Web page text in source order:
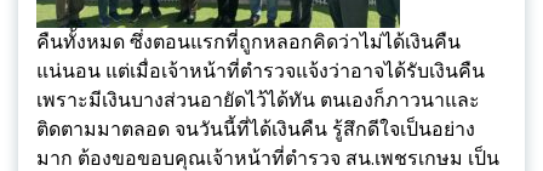
คืนทั้งหมด ซึ่งตอนแรกที่ถูกหลอกคิดว่าไม่ได้เงินคืน
แน่นอน แต่เมื่อเจ้าหน้าที่ตำรวจแจ้งว่าอาจได้รับเงินคืน
เพราะมีเงินบางส่วนอายัดไว้ได้ทัน ตนเองก็ภาวนาและ
ติดตามมาตลอด จนวันนี้ที่ได้เงินคืน รู้สึกดีใจเป็นอย่าง
มาก ต้องขอขอบคุณเจ้าหน้าที่ตำรวจ สน.เพชรเกษม เป็น